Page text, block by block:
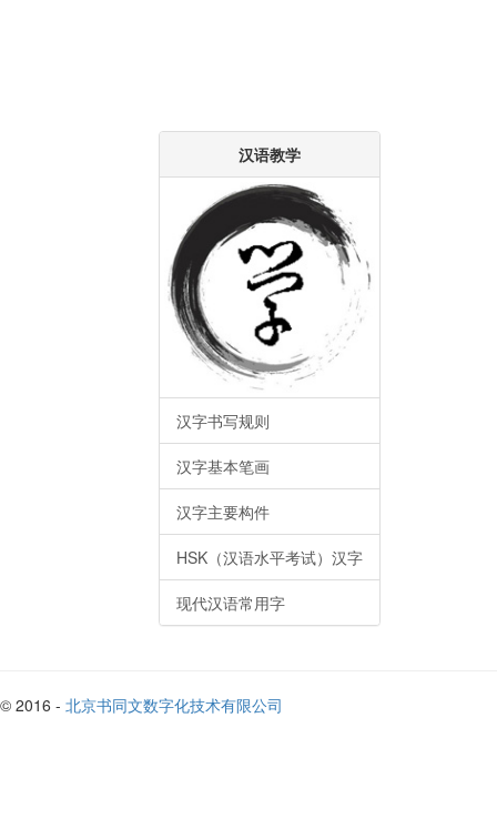
汉语教学
汉字书写规则
汉字基本笔画
汉字主要构件
HSK（汉语水平考试）汉字
现代汉语常用字
© 2016 - 北京书同文数字化技术有限公司